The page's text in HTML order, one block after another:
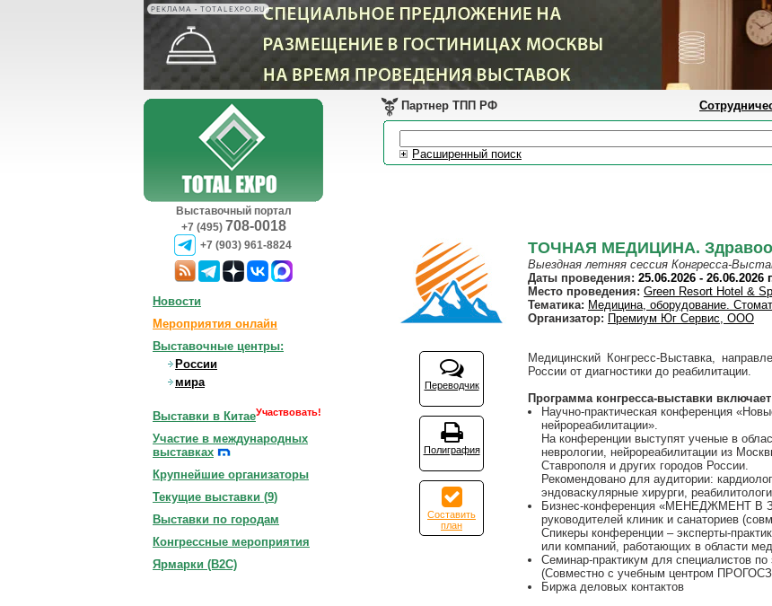
РЕКЛАМА • TOTALEXPO.RU
Выставочный портал
+7 (495) 708-0018
+7 (903) 961-8824
Партнер ТПП РФ
Расширенный поиск
Переводчик
Полиграфия
Составить
план
ТОЧНАЯ МЕДИЦИНА.
Выездная летняя сессия Конгресса-
Даты проведения: 25.06.2026 - 26.06.2026
Место проведения: Green Resort Hotel &
Тематика: Медицина, оборудование.
Организатор: Премиум Юг Сервис, ООО
Медицинский Конгресс-Выставка,
России от диагностики до реабилитации.
Программа конгресса-выставки
Научно-практическая конференция
нейрореабилитации».
На конференции выступят ученые в
неврологии, нейрореабилитации из
Ставрополя и других городов России.
Рекомендовано для аудитории:
эндоваскулярные хирурги,
Бизнес-конференция «МЕНЕДЖМЕНТ
руководителей клиник и санаториев
Спикеры конференции – эксперты-
или компаний, работающих в области
Семинар-практикум для специалистов по
(Совместно с учебным центром
Биржа деловых контактов
Новости
Мероприятия онлайн
Выставочные центры:
России
мира
Выставки в КитаеУчаствовать!
Участие в международных
выставках
Крупнейшие организаторы
Текущие выставки (9)
Выставки по городам
Конгрессные мероприятия
Ярмарки (B2C)